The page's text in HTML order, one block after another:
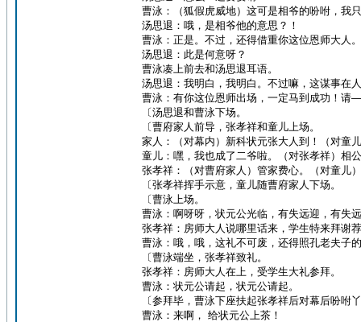
曹泳：（狐假虎威地）这可是相爷的吩咐，我
汤思退：哦，是相爷他的意思？！
曹泳：正是。不过，还得借重你这位恩师大人。
汤思退：此是何意呀？
曹泳凑上前去和汤思退耳语。
汤思退：我明白，我明白。不过嘛，这谋事
曹泳：有你这位恩师出场，一定马到成功！
〔汤思退和曹泳下场。
〔曹府家人前导，张孝祥和童儿上场。
家人：（对幕内）新科状元张大人到！（对童
童儿：嘿，我也成了二爷啦。（对张孝祥）相
张孝祥：（对曹府家人）管家费心。（对童儿
〔张孝祥挥手示意，童儿随曹府家人下场。
〔曹泳上场。
曹泳：啊呀呀，状元公光临，有失远迎，有失
张孝祥：房师大人说哪里话来，学生特来拜谢
曹泳：哦，哦，这礼不可废，还得照孔老夫子
〔曹泳端坐，张孝祥致礼。
张孝祥：房师大人在上，受学生大礼参拜。
曹泳：状元公请起，状元公请起。
〔参拜毕，曹泳下座扶起张孝祥后对幕后吩咐
曹泳：来啊， 给状元公上茶！